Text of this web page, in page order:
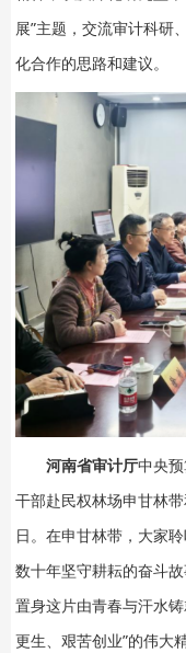
展”主题，交流审计科研
化合作的思路和建议。
河南省审计厅中央
干部赴民权林场申甘林
日。在申甘林带，大家
数十年坚守耕耘的奋斗
置身这片由青春与汗水
更生、艰苦创业”的伟大